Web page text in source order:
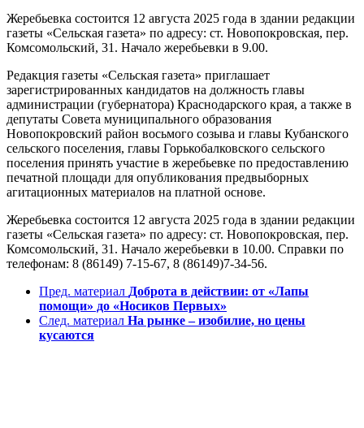
Жеребьевка состоится 12 августа 2025 года в здании редакции
газеты «Сельская газета» по адресу: ст. Новопокровская, пер.
Комсомольский, 31. Начало жеребьевки в 9.00.
Редакция газеты «Сельская газета» приглашает
зарегистрированных кандидатов на должность главы
администрации (губернатора) Краснодарского края, а также в
депутаты Совета муниципального образования
Новопокровский район восьмого созыва и главы Кубанского
сельского поселения, главы Горькобалковского сельского
поселения принять участие в жеребьевке по предоставлению
печатной площади для опубликования предвыборных
агитационных материалов на платной основе.
Жеребьевка состоится 12 августа 2025 года в здании редакции
газеты «Сельская газета» по адресу: ст. Новопокровская, пер.
Комсомольский, 31. Начало жеребьевки в 10.00. Справки по
телефонам: 8 (86149) 7-15-67, 8 (86149)7-34-56.
Пред. материал Доброта в действии: от «Лапы
помощи» до «Носиков Первых»
След. материал На рынке – изобилие, но цены
кусаются